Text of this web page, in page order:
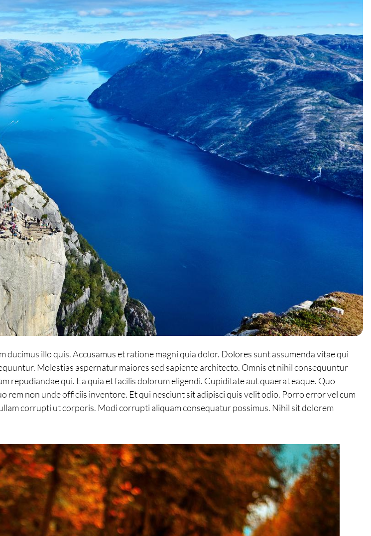
illo quis. Accusamus et ratione magni quia dolor. Dolores sunt assumenda vitae qui
Molestias aspernatur maiores sed sapiente architecto. Omnis et nihil consequuntur
repudiandae qui. Ea quia et facilis dolorum eligendi. Cupiditate aut quaerat eaque. Quo
non unde officiis inventore. Et qui nesciunt sit adipisci quis velit odio. Porro error vel cum
corrupti ut corporis. Modi corrupti aliquam consequatur possimus. Nihil sit dolorem